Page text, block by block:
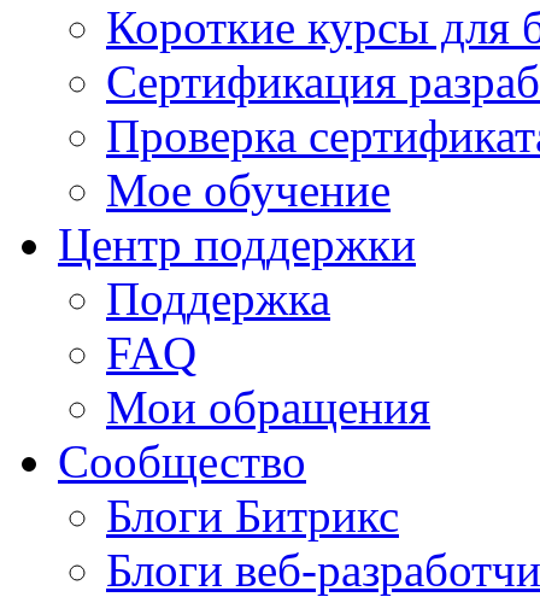
Короткие курсы для
Сертификация
Проверка
Мое обучение
Центр поддержки
Поддержка
FAQ
Мои обращения
Сообщество
Блоги Битрикс
Блоги веб-